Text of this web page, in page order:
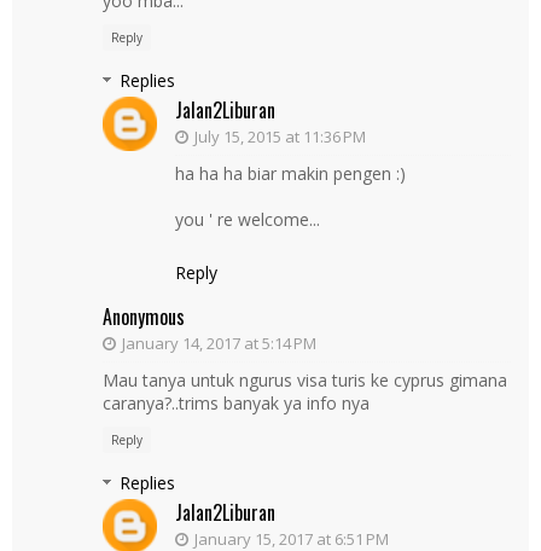
Reply
Replies
Jalan2Liburan
July 15, 2015 at 11:36 PM
ha ha ha biar makin pengen :)
you ' re welcome...
Reply
Anonymous
January 14, 2017 at 5:14 PM
Mau tanya untuk ngurus visa turis ke cyprus gimana
caranya?..trims banyak ya info nya
Reply
Replies
Jalan2Liburan
January 15, 2017 at 6:51 PM